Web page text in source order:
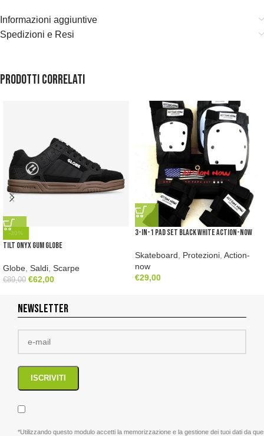
Informazioni aggiuntive
Spedizioni e Resi
Prodotti correlati
-30%
Tilt Onyx Gum Globe
Globe Saldi Scarpe
€89,00 €62,00
3-in-1 Pad Set Black White Action-now
Skateboard Protezioni Action-
now
€29,00
NEWSLETTER
*Utilizzando questo modulo accetti la memorizzazione e la gestione dei tuoi dati da